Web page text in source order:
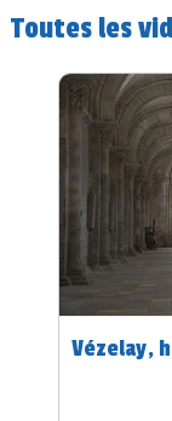
Toutes les
Vézelay,